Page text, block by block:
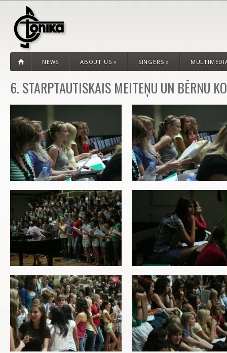
NEWS ABOUT US » SINGERS »
6. STARPTAUTISKAIS MEITEŅU UN BĒRNU